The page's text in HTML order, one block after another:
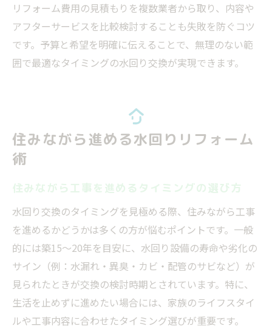
リフォーム費用の見積もりを複数業者から取り、内容や
アフターサービスを比較検討することも失敗を防ぐコツ
です。予算と希望を明確に伝えることで、無理のない範
囲で最適なタイミングの水回り交換が実現できます。
住みながら進める水回りリフォーム
術
住みながら工事を進めるタイミングの選び方
水回り交換のタイミングを見極める際、住みながら工事
を進めるかどうかは多くの方が悩むポイントです。一般
的には築15～20年を目安に、水回り設備の寿命や劣化の
サイン（例：水漏れ・異臭・カビ・配管のサビなど）が
見られたときが交換の検討時期とされています。特に、
生活を止めずに進めたい場合には、家族のライフスタイ
ルや工事内容に合わせたタイミング選びが重要です。